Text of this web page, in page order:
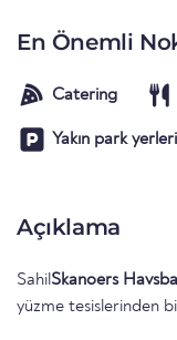
En Önemli
Catering
Yakın park yerleri
Açıklama
Sahil Skanoers
yüzme tesislerinden